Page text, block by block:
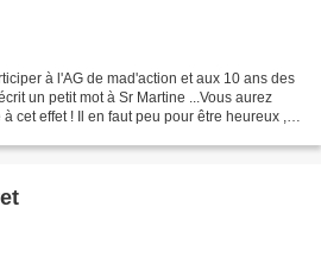
à l'AG de mad'action et aux 10 ans des
un petit mot à Sr Martine ...Vous aurez
cet effet ! Il en faut peu pour être heureux , il